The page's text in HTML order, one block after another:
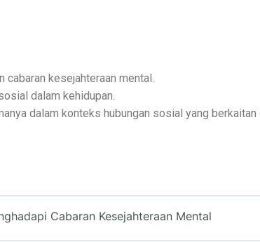
cabaran kesejahteraan mental.
dalam kehidupan.
dalam konteks hubungan sosial yang
Cabaran Kesejahteraan Mental